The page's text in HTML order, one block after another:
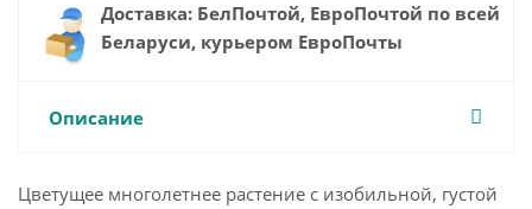
Доставка: БелПочтой, ЕвроПочтой по всей
Беларуси, курьером ЕвроПочты
Описание
Цветущее многолетнее растение с изобильной, густой